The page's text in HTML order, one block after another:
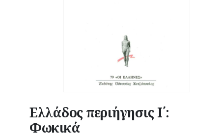
Ελλάδος περιήγησις Ι΄:
Φωκικά